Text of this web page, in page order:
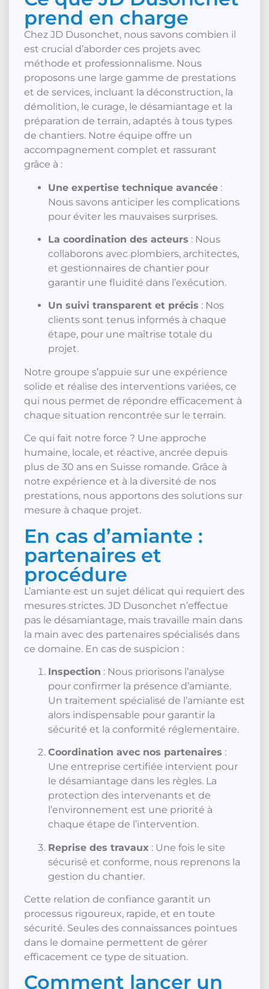
prend en charge
Chez JD Dusonchet, nous savons combien il
est crucial d’aborder ces projets avec
méthode et professionnalisme. Nous
proposons une large gamme de prestations
et de services, incluant la déconstruction, la
démolition, le curage, le désamiantage et la
préparation de terrain, adaptés à tous types
de chantiers. Notre équipe offre un
accompagnement complet et rassurant
grâce à :
Une expertise technique avancée :
Nous savons anticiper les complications
pour éviter les mauvaises surprises.
La coordination des acteurs : Nous
collaborons avec plombiers, architectes,
et gestionnaires de chantier pour
garantir une fluidité dans l’exécution.
Un suivi transparent et précis : Nos
clients sont tenus informés à chaque
étape, pour une maîtrise totale du
projet.
Notre groupe s’appuie sur une expérience
solide et réalise des interventions variées, ce
qui nous permet de répondre efficacement à
chaque situation rencontrée sur le terrain.
Ce qui fait notre force ? Une approche
humaine, locale, et réactive, ancrée depuis
plus de 30 ans en Suisse romande. Grâce à
notre expérience et à la diversité de nos
prestations, nous apportons des solutions sur
mesure à chaque projet.
En cas d’amiante :
partenaires et
procédure
L’amiante est un sujet délicat qui requiert des
mesures strictes. JD Dusonchet n’effectue
pas le désamiantage, mais travaille main dans
la main avec des partenaires spécialisés dans
ce domaine. En cas de suspicion :
Inspection : Nous priorisons l’analyse
pour confirmer la présence d’amiante.
Un traitement spécialisé de l’amiante est
alors indispensable pour garantir la
sécurité et la conformité réglementaire.
Coordination avec nos partenaires :
Une entreprise certifiée intervient pour
le désamiantage dans les règles. La
protection des intervenants et de
l’environnement est une priorité à
chaque étape de l’intervention.
Reprise des travaux : Une fois le site
sécurisé et conforme, nous reprenons la
gestion du chantier.
Cette relation de confiance garantit un
processus rigoureux, rapide, et en toute
sécurité. Seules des connaissances pointues
dans le domaine permettent de gérer
efficacement ce type de situation.
Comment lancer un